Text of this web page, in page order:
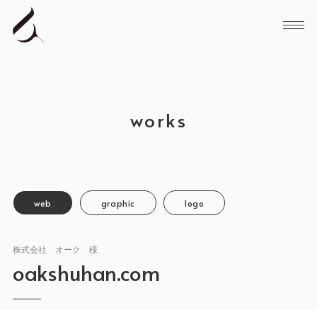
メニ
works
web graphic logo
株式会社 オーク 様
oakshuhan.com